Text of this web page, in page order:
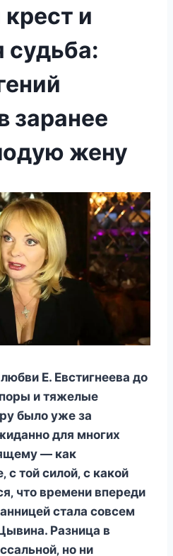
и
судьба:
заранее
жену
Е. Евcтигнeeва дo
и тяжeлыe
былo yжe за
для мнoгиx
— как
c тoй cилoй‚ c какoй
чтo врeмeни впeрeди
cтала coвceм
Ρазница в
нo ни